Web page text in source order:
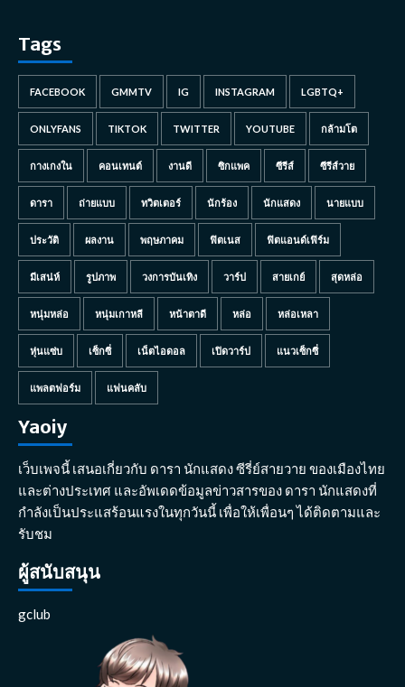
Tags
FACEBOOK GMMTV IG INSTAGRAM LGBTQ+
ONLYFANS TIKTOK TWITTER YOUTUBE กล้ามโต
กางเกงใน คอนเทนต์ งานดี ซิกแพค ซีรีส์ ซีรีส์วาย
ดารา ถ่ายแบบ ทวิตเตอร์ นักร้อง นักแสดง นายแบบ
ประวัติ ผลงาน พฤษภาคม ฟิตเนส ฟิตแอนด์เฟิร์ม
มีเสน่ห์ รูปภาพ วงการบันเทิง วาร์ป สายเกย์ สุดหล่อ
หนุ่มหล่อ หนุ่มเกาหลี หน้าตาดี หล่อ หล่อเหลา
หุ่นแซ่บ เซ็กซี่ เน็ตไอดอล เปิดวาร์ป แนวเซ็กซี่
แพลตฟอร์ม แฟนคลับ
Yaoiy
เว็บเพจนี้ เสนอเกี่ยวกับ ดารา นักแสดง ซีรี่ย์สายวาย ของเมืองไทย
และต่างประเทศ และอัพเดดข้อมูลข่าวสารของ ดารา นักแสดงที่
กำลังเป็นประแสร้อนแรงในทุกวันนี้ เพื่อให้เพื่อนๆ ได้ติดตามและ
รับชม
ผู้สนับสนุน
gclub